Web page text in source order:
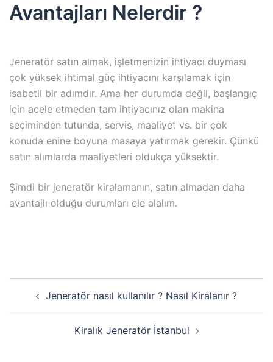
Avantajları Nelerdir ?
Jeneratör satın almak, işletmenizin ihtiyacı duyması
çok yüksek ihtimal güç ihtiyacını karşılamak için
isabetli bir adımdır. Ama her durumda değil, başlangıç
için acele etmeden tam ihtiyacınız olan makina
seçiminden tutunda, servis, maaliyet vs. bir çok
konuda enine boyuna masaya yatırmak gerekir. Çünkü
satın alımlarda maaliyetleri oldukça yüksektir.
Şimdi bir jeneratör kiralamanın, satın almadan daha
avantajlı olduğu durumları ele alalım.
dolaşımıJeneratör nasıl kullanılır ? Nasıl Kiralanır ?
Kiralık Jeneratör İstanbul